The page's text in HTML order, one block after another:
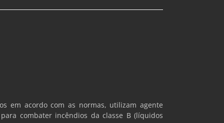
em acordo com as normas, utilizam agente
combater incêndios da classe B (líquidos